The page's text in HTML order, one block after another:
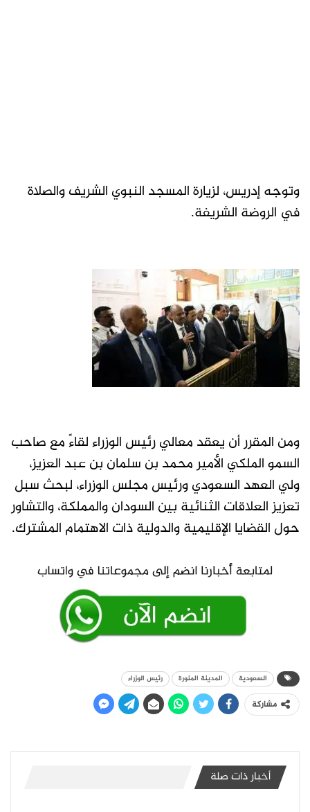
وتوجه إدريس، لزيارة المسجد النبوي الشريف والصلاة
في الروضة الشريفة.
ومن المقرر أن يعقد معالي رئيس الوزراء لقاءً مع صاحب
السمو الملكي الأمير محمد بن سلمان بن عبد العزيز،
ولي العهد السعودي ورئيس مجلس الوزراء، لبحث سبل
تعزيز العلاقات الثنائية بين السودان والمملكة، والتشاور
حول القضايا الإقليمية والدولية ذات الاهتمام المشترك.
السعودية المدينة المنورة رئيس الوزراء
مشاركة
أخبار ذات صلة